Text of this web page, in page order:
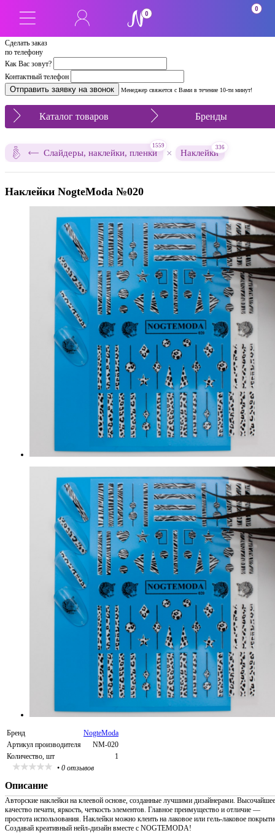
Сделать заказ
по телефону
Как Вас зовут?
Контактный телефон
Менеджер свяжется с Вами в течение 10-ти минут!
0
0
Каталог товаров Бренды
Слайдеры, наклейки, пленки
1559
× Наклейки
336
Наклейки NogteModa №020
Бренд
NogteModa
Артикул производителя
NM-020
Количество, шт
1
• 0 отзывов
Описание
Авторские наклейки на клеевой основе, созданные лучшими дизайнерами. Высочайшее
качество печати, яркость, четкость элементов. Главное преимущество и отличие —
простота использования. Наклейки можно клеить на лаковое или гель-лаковое
Создавай креативный нейл-дизайн вместе с NOGTEMODA!